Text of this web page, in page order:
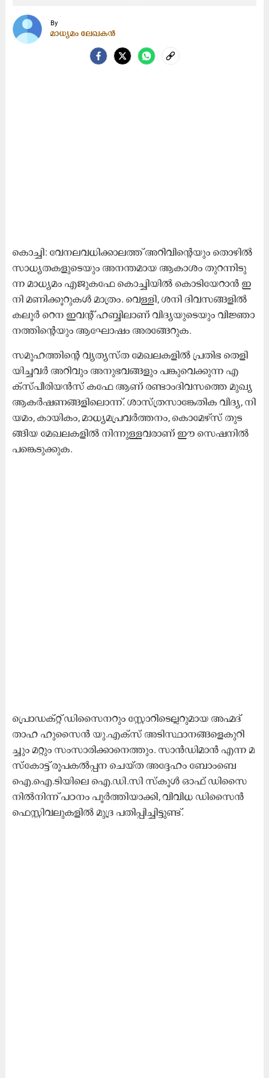
By
മാധ്യമം ലേഖകൻ
കൊ​ച്ചി: വേ​ന​ല​വ​ധി​ക്കാ​ല​ത്ത് അ​റി​വി​ന്‍റെ​യും തൊ​ഴി​ൽ​
സാ​ധ്യ​ത​ക​ളു​ടെ​യും അ​ന​ന്ത​മാ​യ ആ​കാ​ശം തു​റ​ന്നി​ടു​
ന്ന മാ​ധ്യ​മം എ​ജു​ക​ഫേ കൊ​ച്ചി​യി​ൽ കൊ​ടി​യേ​റാ​ൻ ഇ​
നി മ​ണി​ക്കൂ​റു​ക​ൾ മാ​ത്രം. വെ​ള്ളി, ശ​നി ദി​വ​സ​ങ്ങ​ളി​ൽ
ക​ലൂ​ർ റെ​ന ഇ​വ​ന്റ് ഹ​ബ്ബി​ലാ​ണ് വി​ദ്യ​യു​ടെ​യും വി​ജ്ഞാ​
ന​ത്തി​ന്‍റെ​യും ആ​ഘോ​ഷം അ​ര​ങ്ങേ​റു​ക.
സ​മൂ​ഹ​ത്തി​ന്‍റെ വ്യ​ത്യ​സ്ത മേ​ഖ​ല​ക​ളി​ൽ പ്ര​തി​ഭ തെ​ളി​
യി​ച്ച​വ​ർ അ​റി​വും അ​നു​ഭ​വ‍ങ്ങ​ളും പ​ങ്കു​വെ​ക്കു​ന്ന എ​
ക്സ്പീ​രി​യ​ൻ​സ് ക​ഫേ ആ​ണ് ര​ണ്ടാം​ദി​വ​സ​ത്തെ മു​ഖ്യ
ആ​ക​ർ​ഷ​ണ​ങ്ങ​ളി​ലൊ​ന്ന്. ശാ​സ്ത്ര​സാ​ങ്കേ​തി​ക വി​ദ്യ, നി​
യ​മം, കാ​യി​കം, മാ​ധ്യ​മ​പ്ര​വ​ർ​ത്ത​നം, കൊ​മേ​ഴ്സ് തു​ട​
ങ്ങി​യ മേ​ഖ​ല​ക​ളി​ൽ നി​ന്നു​ള്ള​വ​രാ​ണ് ഈ ​സെ​ഷ​നി​ൽ
പ​ങ്കെ​ടു​ക്കു​ക.
പ്രൊ​ഡ​ക്റ്റ് ഡി​സൈ​ന​റും സ്റ്റോ​റി​ടെ​ല്ല​റു​മാ​യ അ​ഹ്മ​ദ്
താ​ഹ ഹു​സൈ​ൻ യു.​എ​ക്സ് അ​ടി​സ്ഥാ​ന​ങ്ങ​ളെ​കു​റി​
ച്ചും മ​റ്റും സം​സാ​രി​ക്കാ​നെ​ത്തും. സാ​ൻ​ഡി​മാ​ൻ എ​ന്ന മ​
സ്കോ​ട്ട് രൂ​പ​ക​ൽ​പ്പ​ന ചെ​യ്ത അ​ദ്ദേ​ഹം ബോം​ബെ
ഐ.​ഐ.​ടി​യി​ലെ ഐ.​ഡി.​സി സ്കൂ​ൾ ഓ​ഫ് ഡി​സൈ​
നി​ൽ​നി​ന്ന് പ​ഠ​നം പൂ​ർ​ത്തി​യാ​ക്കി, വി​വി​ധ ഡി​സൈ​ൻ
ഫെ​സ്റ്റി​വ​ലു​ക​ളി​ൽ മു​ദ്ര പ​തി​പ്പി​ച്ചി​ട്ടു​ണ്ട്.